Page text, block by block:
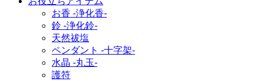
お香 ‐浄化香‐
鈴 ‐浄化鈴‐
天然祓塩
ペンダント -十字架-
水晶 -丸玉-
護符